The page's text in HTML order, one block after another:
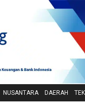
NUSANTARA DAERAH